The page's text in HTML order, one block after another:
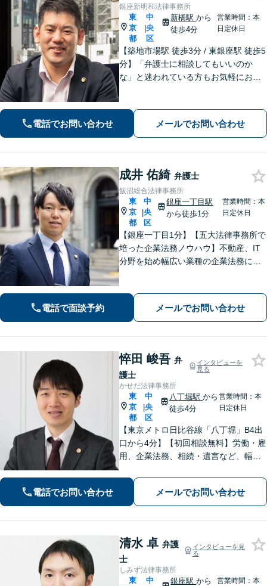
銀座新明和法律事務所
東
京
都
|
中
央
区
新橋駅から
徒歩4分
営業時間：本
日定休日
【築地市場駅 徒歩3分 / 東銀座駅 徒歩5
分】「弁護士に相談してもいいのか
な」と迷われている方もお気軽にお問
お伺いいたします。
電話でお問い合わせ メールでお問い合わせ
成井 佑綺 弁護士
飯沼総合法律事務所
東
京
都
|
中
央
区
銀座一丁目駅
から徒歩1分
営業時間：本
日定休日
【銀座一丁目1分】【五大法律事務所で
培った企業法務ノウハウ】不動産、IT
分野を始め幅広い業種の企業法務に対
ど、お困りごとはお任せください。
【法人は初回相談無料】【土日祝対応
電話で面談予約 メールでお問い合わせ
悴田 峻吾 弁
護士
インタビューを
見る
かせだ法律事務所
東
京
都
|
中
央
区
八丁堀駅 から
徒歩4分
営業時間：本
日定休日
【東京メトロ日比谷線「八丁堀」B4出
口から4分】【初回相談無料】労働・雇
用、企業法務、相続・遺言など、幅広
いる方の力になりたいと思い、弁護士
になりました。お気軽にご相談くださ
い。【電話相談可】【休日面談可】
電話でお問い合わせ メールでお問い合わせ
清水 卓 弁護
士
インタビューを見
る
しみず法律事務所
東
中
銀座駅から
営業時間：本